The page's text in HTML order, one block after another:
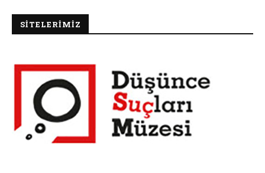
SİTELERİMİZ